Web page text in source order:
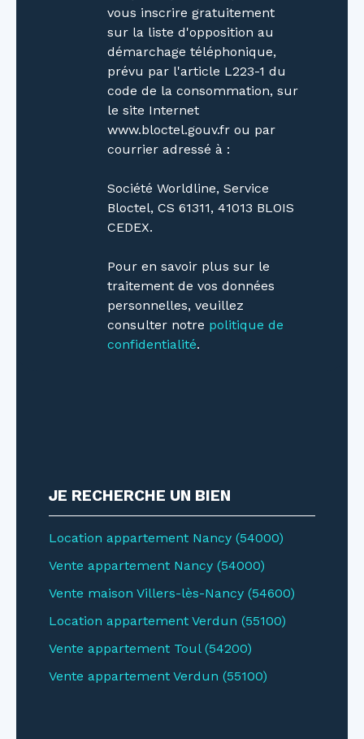
vous inscrire gratuitement
sur la liste d'opposition au
démarchage téléphonique,
prévu par l'article L223-1 du
code de la consommation, sur
le site Internet
www.bloctel.gouv.fr ou par
courrier adressé à :
Société Worldline, Service
Bloctel, CS 61311, 41013 BLOIS
CEDEX.
Pour en savoir plus sur le
traitement de vos données
personnelles, veuillez
consulter notre politique de
confidentialité.
JE RECHERCHE UN BIEN
Location appartement Nancy (54000)
Vente appartement Nancy (54000)
Vente maison Villers-lès-Nancy (54600)
Location appartement Verdun (55100)
Vente appartement Toul (54200)
Vente appartement Verdun (55100)